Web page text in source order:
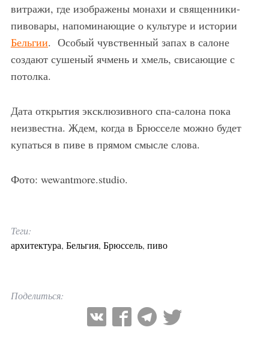
витражи, где изображены монахи и священники-
пивовары, напоминающие о культуре и истории
Бельгии. Особый чувственный запах в салоне
создают сушеный ячмень и хмель, свисающие с
потолка.
Дата открытия эксклюзивного спа-салона пока
неизвестна. Ждем, когда в Брюсселе можно будет
купаться в пиве в прямом смысле слова.
Фото: wewantmore.studio.
Теги:
архитектура, Бельгия, Брюссель, пиво
Поделиться: